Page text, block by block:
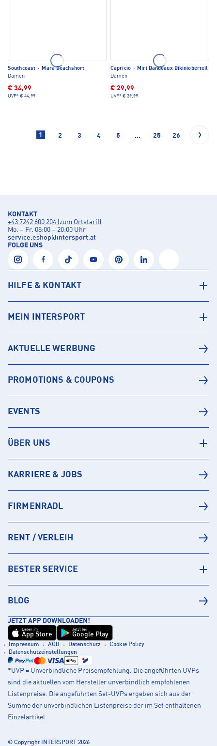
Southcoast · Mara Beachshort
Damen
€ 34,99
UVP* € 44,99
Capricio · Miri Bandeaux Bikinioberteil
Damen
€ 29,99
UVP* € 39,99
1 2 3 4 5 ... 25 26
KONTAKT
+43 7242 600 204 (zum Ortstarif)
Mo. – Fr. 08:00 – 20:00 Uhr
service.eshop@intersport.at
FOLGE UNS
HILFE & KONTAKT
MEIN INTERSPORT
AKTUELLE WERBUNG
PROMOTIONS & COUPONS
EVENTS
ÜBER UNS
KARRIERE & JOBS
FIRMENRADL
RENT / VERLEIH
BESTER SERVICE
BLOG
JETZT APP DOWNLOADEN!
Laden im
App Store
Jetzt bei
Google Play
Impressum AGB Datenschutz
Cookie Policy
Datenschutzeinstellungen
*UVP = Unverbindliche Preisempfehlung. Die angeführten UVPs
sind die aktuellen vom Hersteller unverbindlich empfohlenen
Listenpreise. Die angeführten Set-UVPs ergeben sich aus der
Summe der unverbindlichen Listenpreise der im Set enthaltenen
Einzelartikel.
© Copyright INTERSPORT 2026